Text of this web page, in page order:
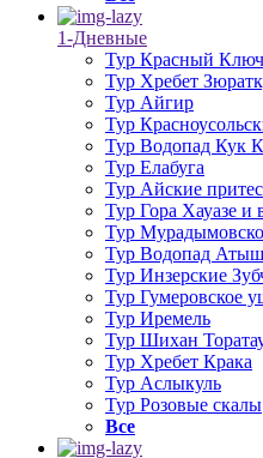
1-Дневные
Тур Красный Ключ
Тур Хребет
Тур Айгир
Тур
Тур Водопад Кук
Тур Елабуга
Тур Айские
Тур Гора Хауазе и
Тур
Тур Водопад Атыш
Тур Инзерские
Тур Гумеровское
Тур Иремель
Тур Шихан
Тур Хребет Крака
Тур Аслыкуль
Тур Розовые скалы
Все